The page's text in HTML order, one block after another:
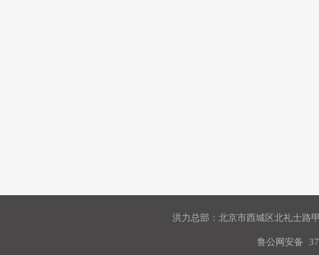
洪力总部：北京市西城区北礼士路
鲁公网安备